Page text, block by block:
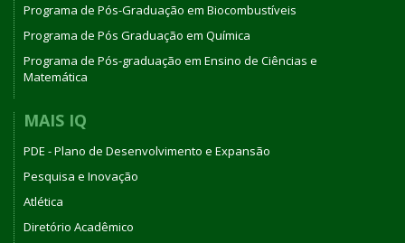
Programa de Pós-Graduação em Biocombustíveis
Programa de Pós Graduação em Química
Programa de Pós-graduação em Ensino de Ciências e
Matemática
MAIS IQ
PDE - Plano de Desenvolvimento e Expansão
Pesquisa e Inovação
Atlética
Diretório Acadêmico